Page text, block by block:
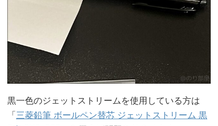
黒一色のジェットストリームを使用している方は
「 三菱鉛筆 ボールペン替芯 ジェットストリーム 黒